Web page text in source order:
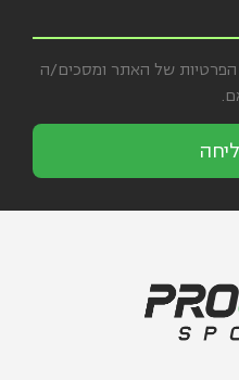
של האתר ומסכים/ה